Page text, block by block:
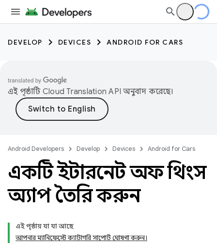
DEVELOP DEVICES ANDROID FOR CARS
এই পৃষ্ঠাটি Cloud Translation API অনুবাদ করেছে।
Android Developers Develop Devices Android for Cars
একটি ইন্টারনেট অফ থিংস
অ্যাপ তৈরি করুন
এই পৃষ্ঠায় যা যা আছে
আপনার ম্যানিফেস্টে ক্যাটাগরি সাপোর্ট ঘোষণা করুন।